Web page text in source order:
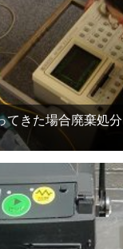
てきた場合廃棄処